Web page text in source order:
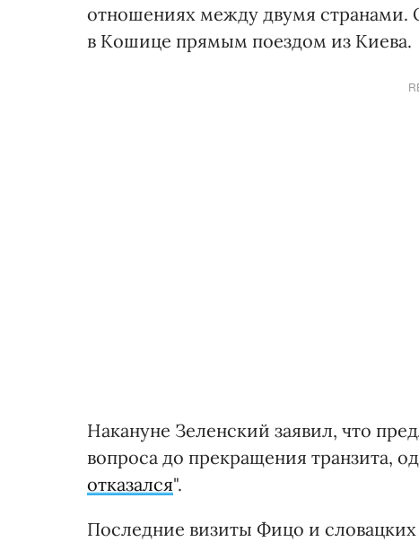
отношениях между двумя странами.
в Кошице прямым поездом из Киева.
Накануне Зеленский заявил, что
вопроса до прекращения транзита,
отказался".
Последние визиты Фицо и словацких